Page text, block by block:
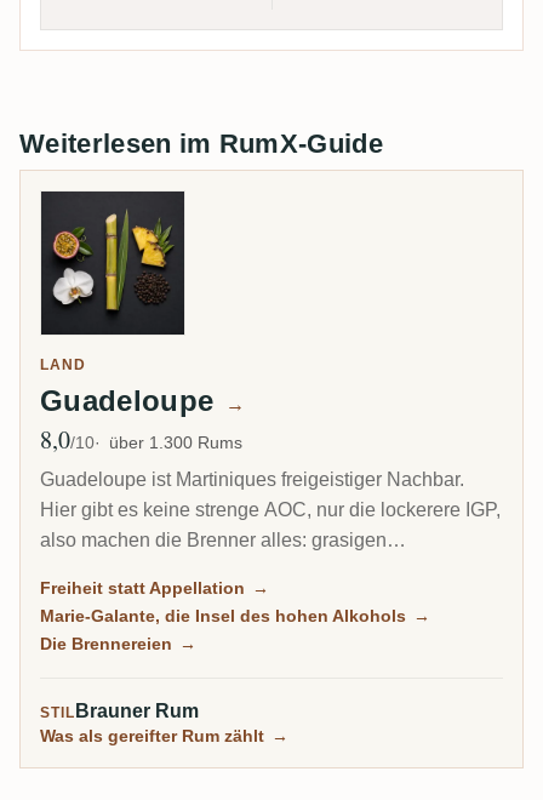
Weiterlesen im RumX-Guide
LAND
Guadeloupe →
Ø Bewertung
8,0/10 über 1.300 Rums
Guadeloupe ist Martiniques freigeistiger Nachbar.
Hier gibt es keine strenge AOC, nur die lockerere IGP,
also machen die Brenner alles: grasigen
Traditionnel und auf der kleinen Insel Marie-Galante
einige der kraftvollsten Rums der Karibik.
Freiheit statt Appellation →
Marie-Galante, die Insel des hohen Alkohols →
Die Brennereien →
STIL Brauner Rum
Was als gereifter Rum zählt →